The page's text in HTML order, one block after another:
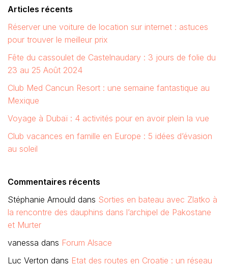
Articles récents
Réserver une voiture de location sur internet : astuces
pour trouver le meilleur prix
Fête du cassoulet de Castelnaudary : 3 jours de folie du
23 au 25 Août 2024
Club Med Cancun Resort : une semaine fantastique au
Mexique
Voyage à Dubaï : 4 activités pour en avoir plein la vue
Club vacances en famille en Europe : 5 idées d’évasion
au soleil
Commentaires récents
Stéphanie Arnould dans Sorties en bateau avec Zlatko à
la rencontre des dauphins dans l’archipel de Pakostane
et Murter
vanessa dans Forum Alsace
Luc Verton dans Etat des routes en Croatie : un réseau